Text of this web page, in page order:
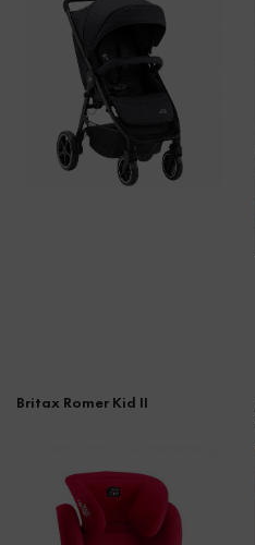
Britax Romer Kid II